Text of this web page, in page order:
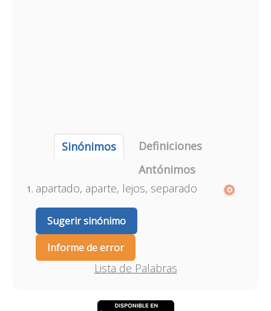
Sinónimos
Definiciones
Antónimos
apartado, aparte, lejos, separado
Sugerir sinónimo
Informe de error
Lista de Palabras